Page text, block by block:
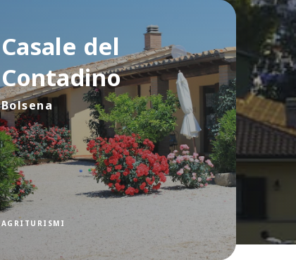
Casale del
Contadino
Bolsena
AGRITURISMI